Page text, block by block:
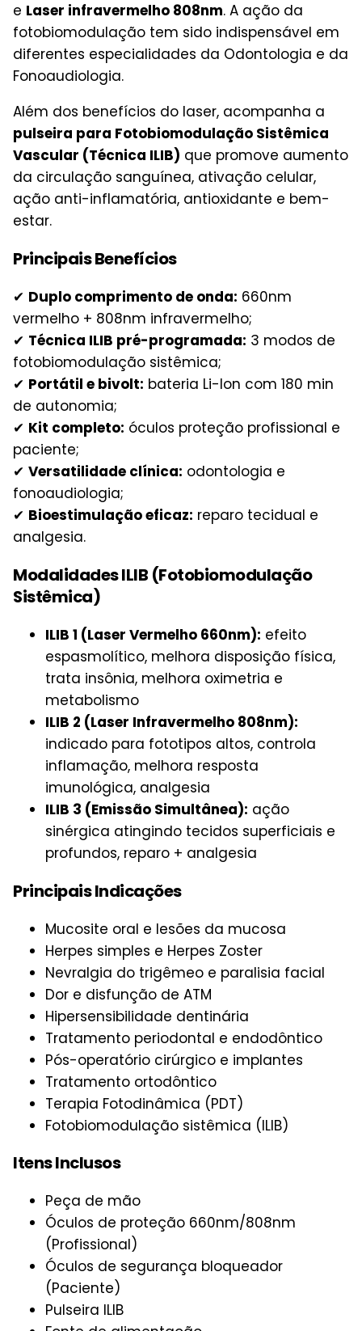
e Laser infravermelho 808nm. A ação da
fotobiomodulação tem sido indispensável em
diferentes especialidades da Odontologia e da
Fonoaudiologia.
Além dos benefícios do laser, acompanha a
pulseira para Fotobiomodulação Sistêmica
Vascular (Técnica ILIB) que promove aumento
da circulação sanguínea, ativação celular,
ação anti-inflamatória, antioxidante e bem-
estar.
Principais Benefícios
✔ Duplo comprimento de onda: 660nm
vermelho + 808nm infravermelho;
✔ Técnica ILIB pré-programada: 3 modos de
fotobiomodulação sistêmica;
✔ Portátil e bivolt: bateria Li-Ion com 180 min
de autonomia;
✔ Kit completo: óculos proteção profissional e
paciente;
✔ Versatilidade clínica: odontologia e
fonoaudiologia;
✔ Bioestimulação eficaz: reparo tecidual e
analgesia.
Modalidades ILIB (Fotobiomodulação
Sistêmica)
ILIB 1 (Laser Vermelho 660nm): efeito
espasmolítico, melhora disposição física,
trata insônia, melhora oximetria e
metabolismo
ILIB 2 (Laser Infravermelho 808nm):
indicado para fototipos altos, controla
inflamação, melhora resposta
imunológica, analgesia
ILIB 3 (Emissão Simultânea): ação
sinérgica atingindo tecidos superficiais e
profundos, reparo + analgesia
Principais Indicações
Mucosite oral e lesões da mucosa
Herpes simples e Herpes Zoster
Nevralgia do trigêmeo e paralisia facial
Dor e disfunção de ATM
Hipersensibilidade dentinária
Tratamento periodontal e endodôntico
Pós-operatório cirúrgico e implantes
Tratamento ortodôntico
Terapia Fotodinâmica (PDT)
Fotobiomodulação sistêmica (ILIB)
Itens Inclusos
Peça de mão
Óculos de proteção 660nm/808nm
(Profissional)
Óculos de segurança bloqueador
(Paciente)
Pulseira ILIB